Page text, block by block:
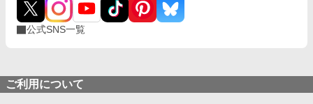
公式SNS一覧
ご利用について